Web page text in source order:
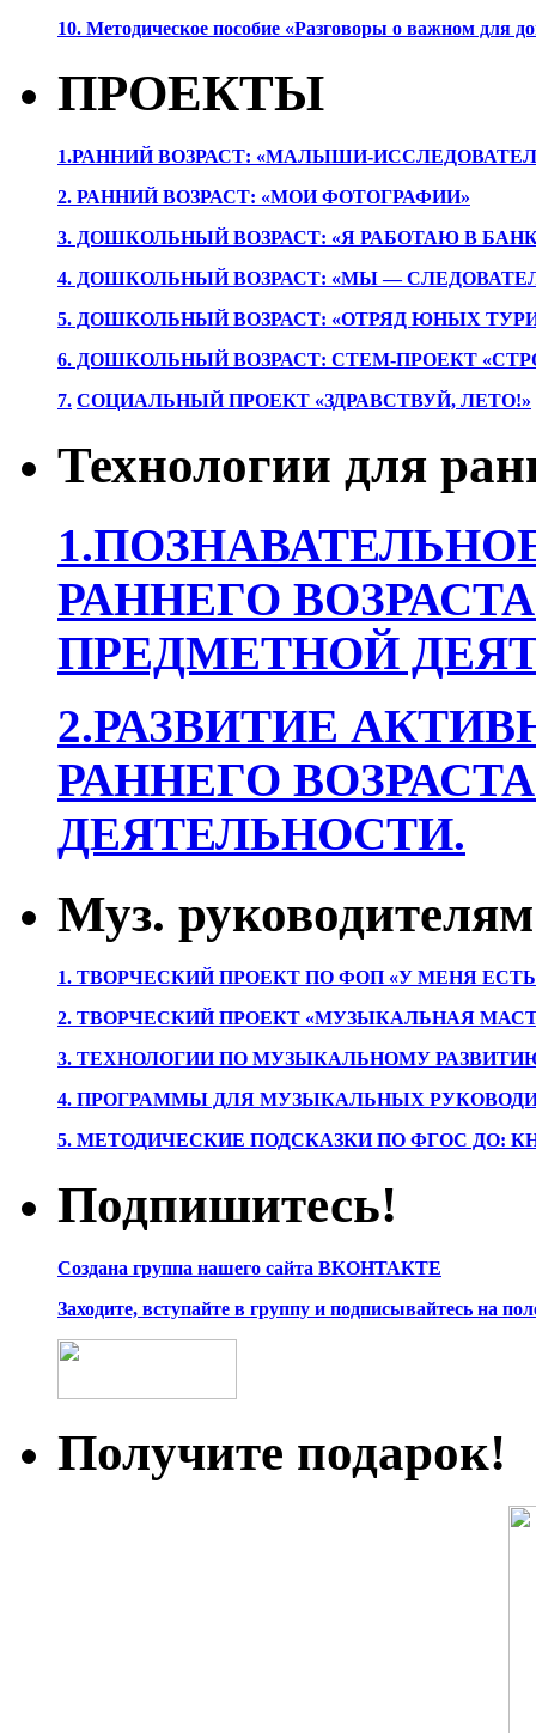
10. Методическое пособие «Разговоры о важном для
ПРОЕКТЫ
1.РАННИЙ ВОЗРАСТ: «МАЛЫШИ-
2. РАННИЙ ВОЗРАСТ: «МОИ ФОТОГРАФИИ»
3. ДОШКОЛЬНЫЙ ВОЗРАСТ: «Я РАБОТАЮ В
4. ДОШКОЛЬНЫЙ ВОЗРАСТ: «МЫ —
5. ДОШКОЛЬНЫЙ ВОЗРАСТ: «ОТРЯД ЮНЫХ
6. ДОШКОЛЬНЫЙ ВОЗРАСТ: СТЕМ-ПРОЕКТ
7. СОЦИАЛЬНЫЙ ПРОЕКТ «ЗДРАВСТВУЙ, ЛЕТО!»
Технологии для
РАННЕГО
ПРЕДМЕТНОЙ
2.РАЗВИТИЕ
РАННЕГО
ДЕЯТЕЛЬНОСТИ.
Муз. руководителям
1. ТВОРЧЕСКИЙ ПРОЕКТ ПО ФОП «У МЕНЯ
2. ТВОРЧЕСКИЙ ПРОЕКТ «МУЗЫКАЛЬНАЯ
3. ТЕХНОЛОГИИ ПО МУЗЫКАЛЬНОМУ
4. ПРОГРАММЫ ДЛЯ МУЗЫКАЛЬНЫХ
5. МЕТОДИЧЕСКИЕ ПОДСКАЗКИ ПО ФГОС ДО:
Подпишитесь!
Создана группа нашего сайта ВКОНТАКТЕ
Заходите, вступайте в группу и подписывайтесь на
Получите подарок!